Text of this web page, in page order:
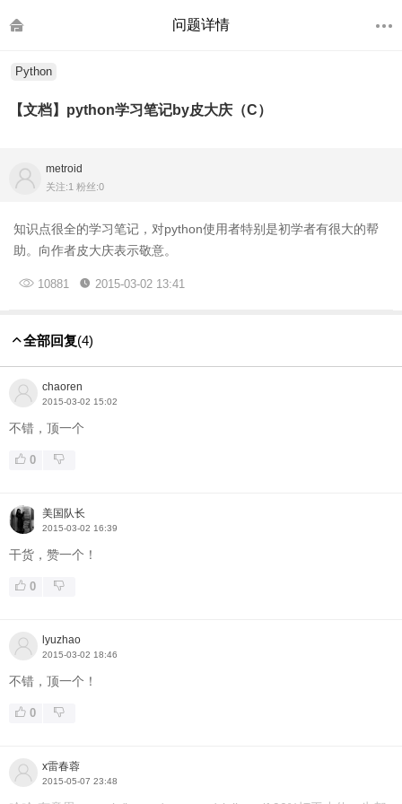
问题详情
Python
【文档】python学习笔记by皮大庆（C）
metroid
关注:1 粉丝:0
知识点很全的学习笔记，对python使用者特别是初学者有很大的帮
助。向作者皮大庆表示敬意。
10881 2015-03-02 13:41
全部回复(4)
chaoren
2015-03-02 15:02
不错，顶一个
0
美国队长
2015-03-02 16:39
干货，赞一个！
0
lyuzhao
2015-03-02 18:46
不错，顶一个！
0
x雷春蓉
2015-05-07 23:48